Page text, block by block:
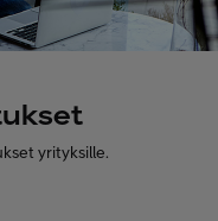
yrityksille.